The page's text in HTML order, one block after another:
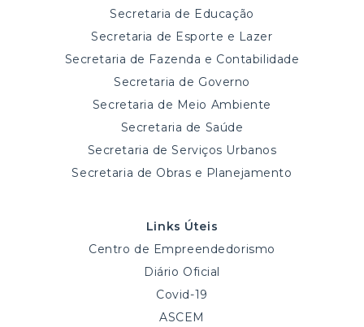
Secretaria de Educação
Secretaria de Esporte e Lazer
Secretaria de Fazenda e Contabilidade
Secretaria de Governo
Secretaria de Meio Ambiente
Secretaria de Saúde
Secretaria de Serviços Urbanos
Secretaria de Obras e Planejamento
Links Úteis
Centro de Empreendedorismo
Diário Oficial
Covid-19
ASCEM